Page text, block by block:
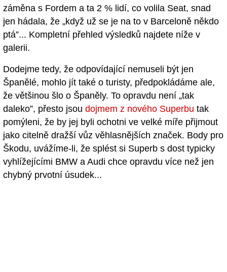
záměna s Fordem a ta 2 % lidí, co volila Seat, snad
jen hádala, že „když už se je na to v Barceloně někdo
ptá”... Kompletní přehled výsledků najdete níže v
galerii.
Dodejme tedy, že odpovídající nemuseli být jen
Španělé, mohlo jít také o turisty, předpokládáme ale,
že většinou šlo o Španěly. To opravdu není „tak
daleko”, přesto jsou dojmem z nového Superbu tak
pomýleni, že by jej byli ochotni ve velké míře přijmout
jako citelně dražší vůz věhlasnějších značek. Body pro
Škodu, uvážíme-li, že splést si Superb s dost typicky
vyhlížejícími BMW a Audi chce opravdu více než jen
chybný prvotní úsudek...